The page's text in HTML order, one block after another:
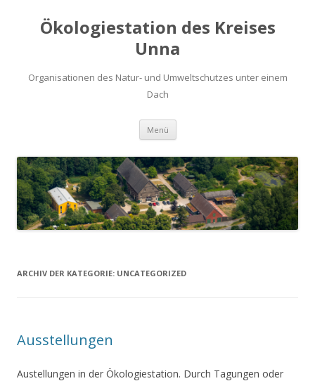
Ökologiestation des Kreises
Unna
Organisationen des Natur- und Umweltschutzes unter einem
Dach
Menü Zum
springen
ARCHIV DER KATEGORIE: UNCATEGORIZED
Ausstellungen
Austellungen in der Ökologiestation. Durch Tagungen oder